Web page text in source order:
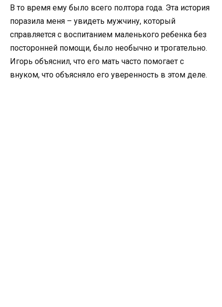
В то время ему было всего полтора года. Эта история
поразила меня – увидеть мужчину, который
справляется с воспитанием маленького ребенка без
посторонней помощи, было необычно и трогательно.
Игорь объяснил, что его мать часто помогает с
внуком, что объясняло его уверенность в этом деле.